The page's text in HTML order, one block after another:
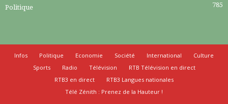
Politique 785
Infos Politique Economie Société International
Culture
Sports
Radio Télévision
RTB Télévision en direct
RTB3 en direct
RTB3 Langues nationales
Télé Zénith : Prenez de la Hauteur !